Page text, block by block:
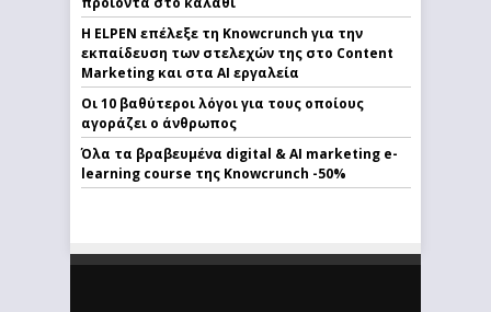
Η ELPEN επέλεξε τη Knowcrunch για την
εκπαίδευση των στελεχών της στο Content
Marketing και στα AI εργαλεία
Οι 10 βαθύτεροι λόγοι για τους οποίους
αγοράζει ο άνθρωπος
Όλα τα βραβευμένα digital & AI marketing e-
learning course της Knowcrunch -50%